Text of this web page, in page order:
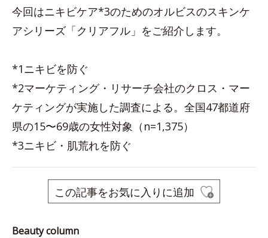
今回はニキビケア*3のためのオルビスのスキンケ
アシリーズ「クリアフル」をご紹介します。
*1ニキビを防ぐ
*2マーケティング・リサーチ会社のクロス・マー
ケティングが実施した調査による。全国47都道府
県の15〜69歳の女性対象（n=1,375）
*3ニキビ・肌荒れを防ぐ
この記事をお気に入りに追加
Beauty column